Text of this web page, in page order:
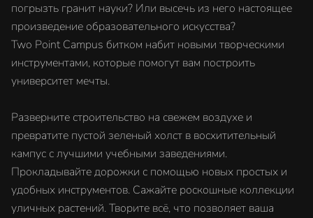
погрызть гранит науки? Или высечь из него настоящее
произведение образовательного искусства?
Two Point Campus битком набит новыми творческими
инструментами, которые помогут вам построить
университет мечты.
Разверните строительство на свежем воздухе и
превратите пустой зеленый холст в восхитительный
кампус с лучшими учебными заведениями.
Прокладывайте дорожки с помощью новых простых и
удобных инструментов. Сажайте роскошные коллекции
уличных растений. Творите всё, что позволяет ваша